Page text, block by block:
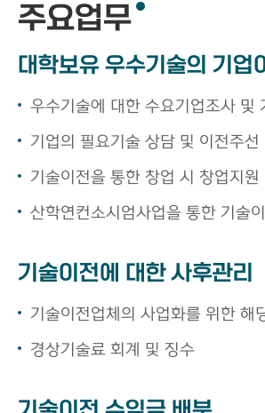
주요업무
대학보유 우수기술의 기업
우수기술에 대한 수요기업조사 및
기업의 필요기술 상담 및 이전주선
기술이전을 통한 창업 시 창업지원
산학연컨소시엄사업을 통한 기술
기술이전에 대한 사후관리
기술이전업체의 사업화를 위한 해
경상기술료 회계 및 징수